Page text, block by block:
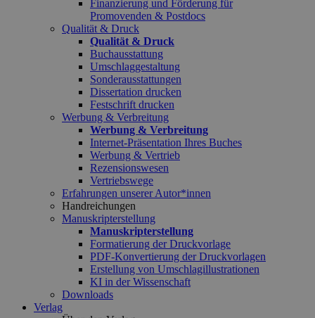
Finanzierung und Förderung für
Promovenden & Postdocs
Qualität & Druck
Qualität & Druck
Buchausstattung
Umschlaggestaltung
Sonderausstattungen
Dissertation drucken
Festschrift drucken
Werbung & Verbreitung
Werbung & Verbreitung
Internet-Präsentation Ihres Buches
Werbung & Vertrieb
Rezensionswesen
Vertriebswege
Erfahrungen unserer Autor*innen
Handreichungen
Manuskripterstellung
Manuskripterstellung
Formatierung der Druckvorlage
PDF-Konvertierung der Druckvorlagen
Erstellung von Umschlagillustrationen
KI in der Wissenschaft
Downloads
Verlag